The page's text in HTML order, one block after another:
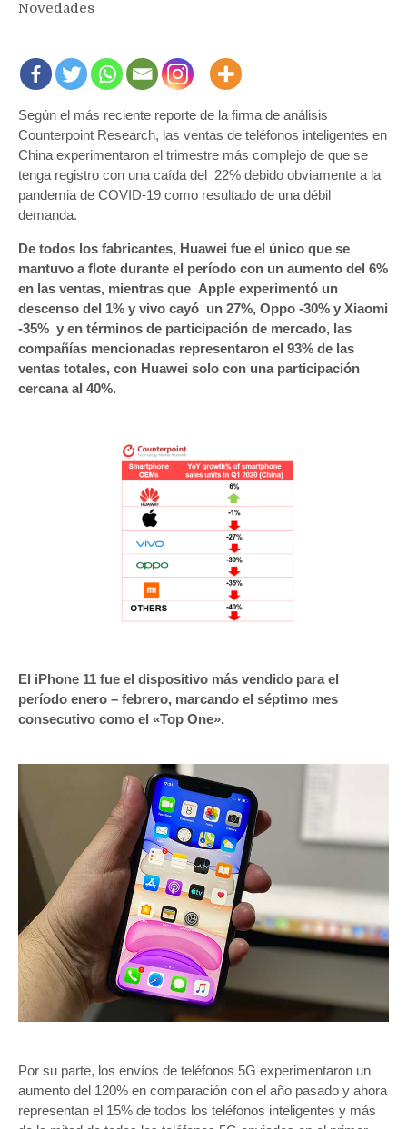
Novedades
Según el más reciente reporte de la firma de análisis
Counterpoint Research, las ventas de teléfonos inteligentes en
China experimentaron el trimestre más complejo de que se
tenga registro con una caída del 22% debido obviamente a la
pandemia de COVID-19 como resultado de una débil
demanda.
De todos los fabricantes, Huawei fue el único que se
mantuvo a flote durante el período con un aumento del 6%
en las ventas, mientras que Apple experimentó un
descenso del 1% y vivo cayó un 27%, Oppo -30% y Xiaomi
-35% y en términos de participación de mercado, las
compañías mencionadas representaron el 93% de las
ventas totales, con Huawei solo con una participación
cercana al 40%.
El iPhone 11 fue el dispositivo más vendido para el
período enero – febrero, marcando el séptimo mes
consecutivo como el «Top One».
Por su parte, los envíos de teléfonos 5G experimentaron un
aumento del 120% en comparación con el año pasado y ahora
representan el 15% de todos los teléfonos inteligentes y más